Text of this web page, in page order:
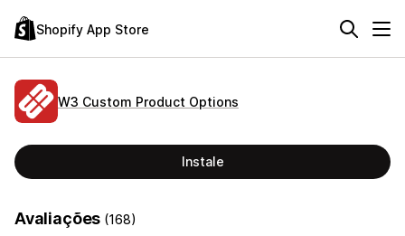
Shopify App Store
W3 Custom Product Options
Instale
Avaliações (168)